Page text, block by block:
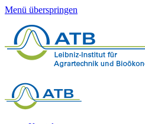
Menü überspringen